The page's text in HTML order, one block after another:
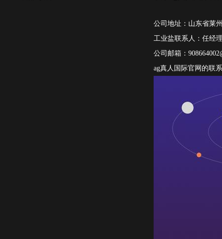
公司地址：山东省莱
工业盐联系人：任经
公司邮箱：
ag真人国际官网的联